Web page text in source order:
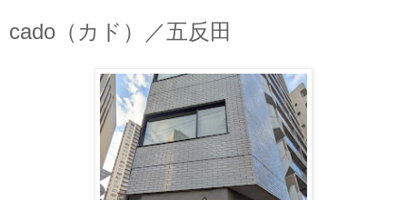
cado（カド）／五反田